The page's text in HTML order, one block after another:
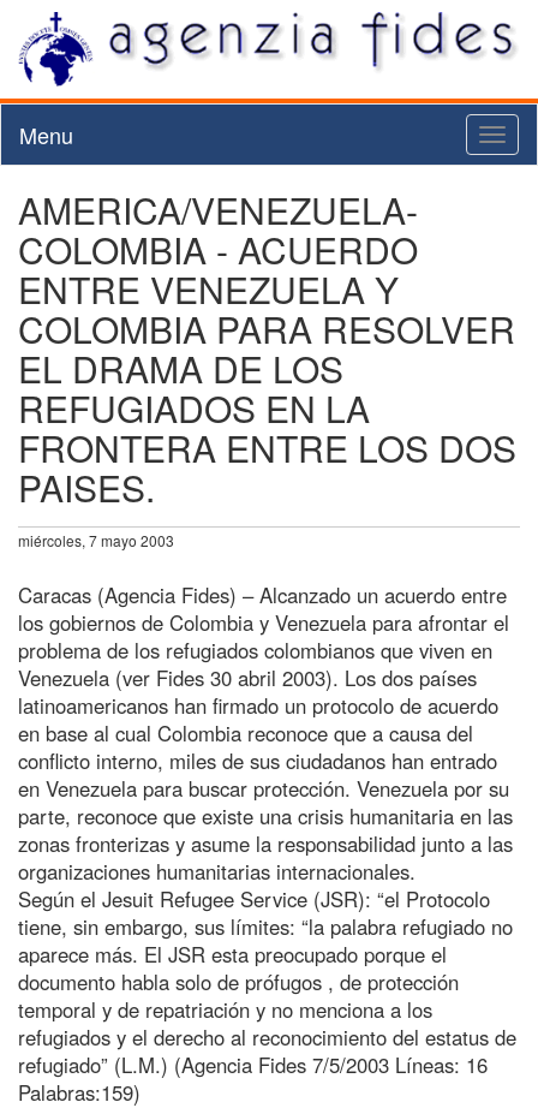
Menu
AMERICA/VENEZUELA-
COLOMBIA - ACUERDO
ENTRE VENEZUELA Y
COLOMBIA PARA RESOLVER
EL DRAMA DE LOS
REFUGIADOS EN LA
FRONTERA ENTRE LOS DOS
PAISES.
miércoles, 7 mayo 2003
Caracas (Agencia Fides) – Alcanzado un acuerdo entre
los gobiernos de Colombia y Venezuela para afrontar el
problema de los refugiados colombianos que viven en
Venezuela (ver Fides 30 abril 2003). Los dos países
latinoamericanos han firmado un protocolo de acuerdo
en base al cual Colombia reconoce que a causa del
conflicto interno, miles de sus ciudadanos han entrado
en Venezuela para buscar protección. Venezuela por su
parte, reconoce que existe una crisis humanitaria en las
zonas fronterizas y asume la responsabilidad junto a las
organizaciones humanitarias internacionales.
Según el Jesuit Refugee Service (JSR): “el Protocolo
tiene, sin embargo, sus límites: “la palabra refugiado no
aparece más. El JSR esta preocupado porque el
documento habla solo de prófugos , de protección
temporal y de repatriación y no menciona a los
refugiados y el derecho al reconocimiento del estatus de
refugiado” (L.M.) (Agencia Fides 7/5/2003 Líneas: 16
Palabras:159)